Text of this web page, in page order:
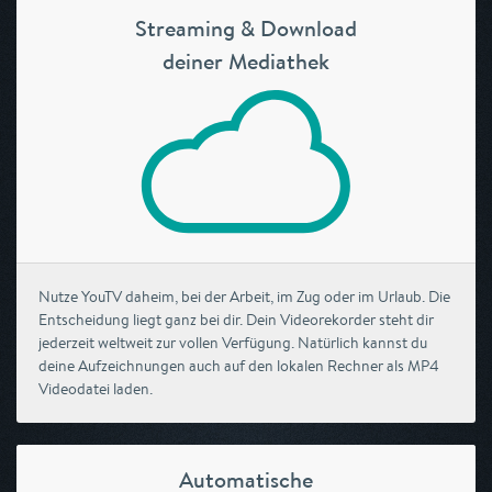
Streaming & Download
deiner Mediathek
Nutze YouTV daheim, bei der Arbeit, im Zug oder im Urlaub. Die
Entscheidung liegt ganz bei dir. Dein Videorekorder steht dir
jederzeit weltweit zur vollen Verfügung. Natürlich kannst du
deine Aufzeichnungen auch auf den lokalen Rechner als MP4
Videodatei laden.
Automatische